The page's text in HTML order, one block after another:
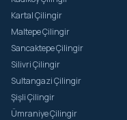
Kartal Çilingir
Maltepe Çilingir
Sancaktepe Çilingir
Silivri Çilingir
Sultangazi Çilingir
Şişli Çilingir
Ümraniye Çilingir